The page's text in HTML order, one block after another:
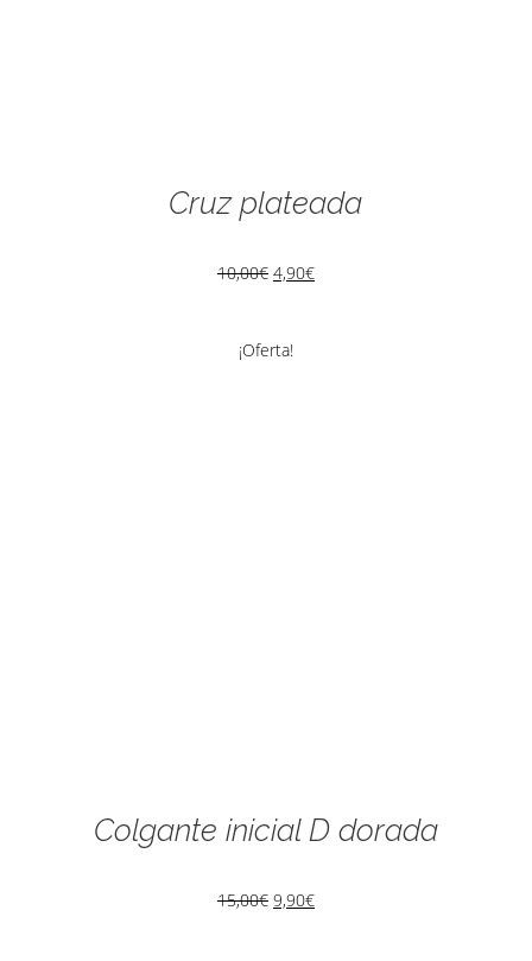
Cruz plateada
10,00€ 4,90€
¡Oferta!
Colgante inicial D dorada
15,00€ 9,90€